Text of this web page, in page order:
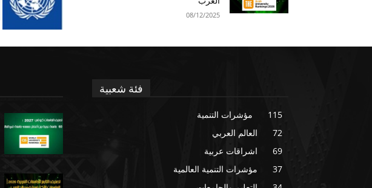
08/12/2025
فئة شعبية
مؤشرات التنمية
115
العالم العربي
72
اشراقات عربية
69
مؤشرات التنمية العالمية
37